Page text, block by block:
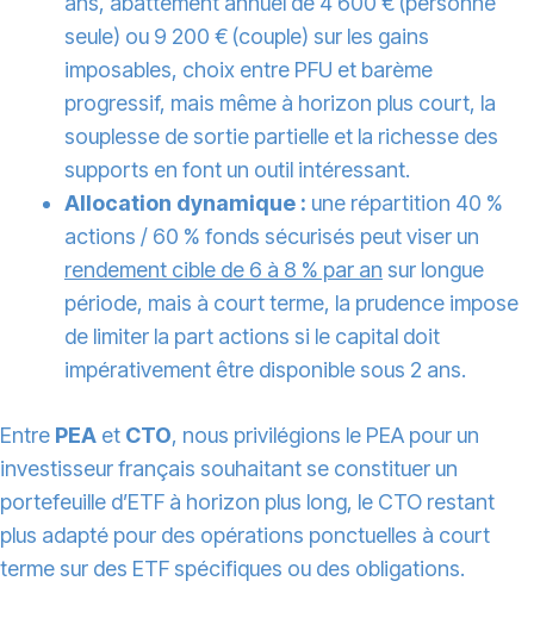
seule) ou 9 200 € (couple) sur les gains
imposables, choix entre PFU et barème
progressif, mais même à horizon plus court, la
souplesse de sortie partielle et la richesse des
supports en font un outil intéressant.
Allocation dynamique : une répartition 40 %
actions / 60 % fonds sécurisés peut viser un
rendement cible de 6 à 8 % par an sur longue
période, mais à court terme, la prudence impose
de limiter la part actions si le capital doit
impérativement être disponible sous 2 ans.
Entre PEA et CTO, nous privilégions le PEA pour un
investisseur français souhaitant se constituer un
portefeuille d’ETF à horizon plus long, le CTO restant
plus adapté pour des opérations ponctuelles à court
terme sur des ETF spécifiques ou des obligations.